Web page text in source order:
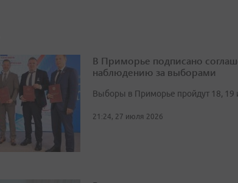
В Приморье подписано
наблюдению за выборами
Выборы в Приморье пройдут 18, 19
21:24, 27 июля 2026